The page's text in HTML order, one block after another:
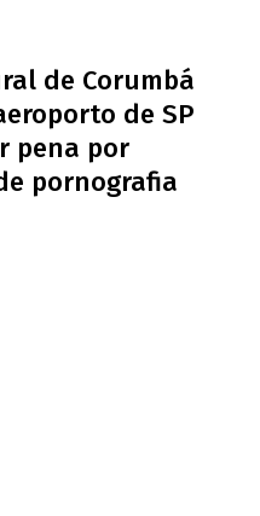
de Corumbá
de SP
pena por
pornografia